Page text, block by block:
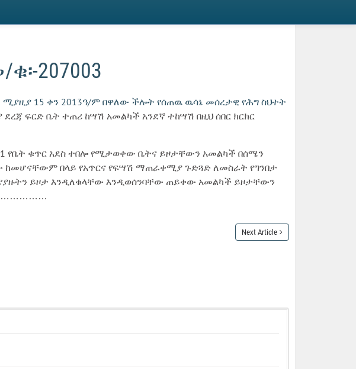
207003
15 ቀን 2013ዓ/ም በዋለው ችሎት የሰጠዉ ዉሳኔ መሰረታዊ የሕግ ስህተት
ፍርድ ቤት ተጠሪ ከሣሽ አመልካች አንደኛ ተከሣሽ በዚህ ሰበር ክርክር
የቤት ቁጥር አደስ ተበሎ የሚታወቀው ቤትና ይዞታቸውን አመልካች በሰሜን
በላይ የአጥርና የፍሣሽ ማጠራቀሚያ ጉድጓድ ለመስራት የግንበታ
ይዞታ እንዲለቁላቸው እንዲወሰንባቸው ጠይቀው አመልካች ይዞታቸውን
Next Article